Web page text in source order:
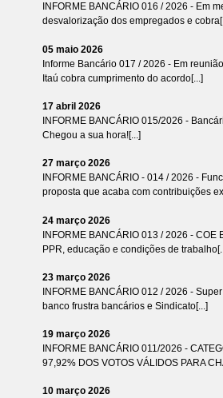
INFORME BANCÁRIO 016 / 2026 - Em
desvalorização dos empregados e
05 maio 2026
Informe Bancário 017 / 2026 - Em
Itaú cobra cumprimento do acordo[...]
17 abril 2026
INFORME BANCÁRIO 015/2026 -
Chegou a sua hora![...]
27 março 2026
INFORME BANCÁRIO - 014 / 2026 -
proposta que acaba com contribuições
24 março 2026
INFORME BANCÁRIO 013 / 2026 - COE
PPR, educação e condições de
23 março 2026
INFORME BANCÁRIO 012 / 2026 -
banco frustra bancários e Sindicato[...]
19 março 2026
INFORME BANCÁRIO 011/2026 -
97,92% DOS VOTOS VÁLIDOS PARA
10 março 2026